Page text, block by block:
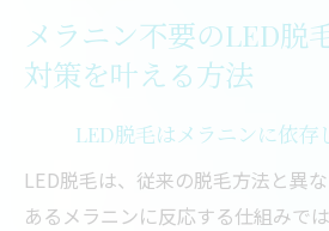
メラニン不要のLED脱
対策を叶える方法
LED脱毛はメラニンに依存
LED脱毛は、従来の脱毛方法と異
あるメラニンに反応する仕組みで